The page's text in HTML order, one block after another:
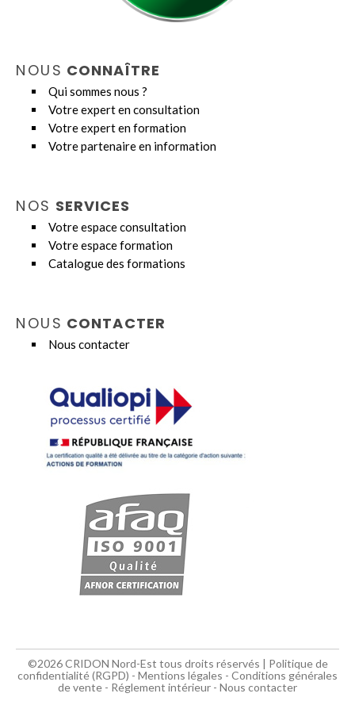
NOUS CONNAÎTRE
Qui sommes nous ?
Votre expert en consultation
Votre expert en formation
Votre partenaire en information
NOS SERVICES
Votre espace consultation
Votre espace formation
Catalogue des formations
NOUS CONTACTER
Nous contacter
©2026 CRIDON Nord-Est tous droits réservés | Politique de
confidentialité (RGPD) - Mentions légales - Conditions générales
de vente - Réglement intérieur - Nous contacter